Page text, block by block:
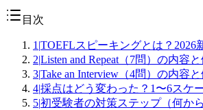
目次
1 |TOEFLスピーキングとは？2026
2|Listen and Repeat（7問）の内容
3|Take an Interview（4問）の内容と
4|採点はどう変わった？1〜6スケ
5|初受験者の対策ステップ（何か